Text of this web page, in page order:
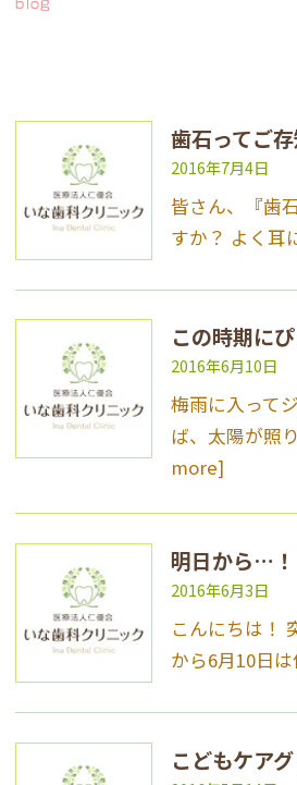
blog
歯石ってご
2016年7月4日
皆さん、『歯
すか？ よく
この時期に
2016年6月10日
梅雨に入って
ば、太陽が照
more]
明日から…！
2016年6月3日
こんにちは！
から6月10日
こどもケア